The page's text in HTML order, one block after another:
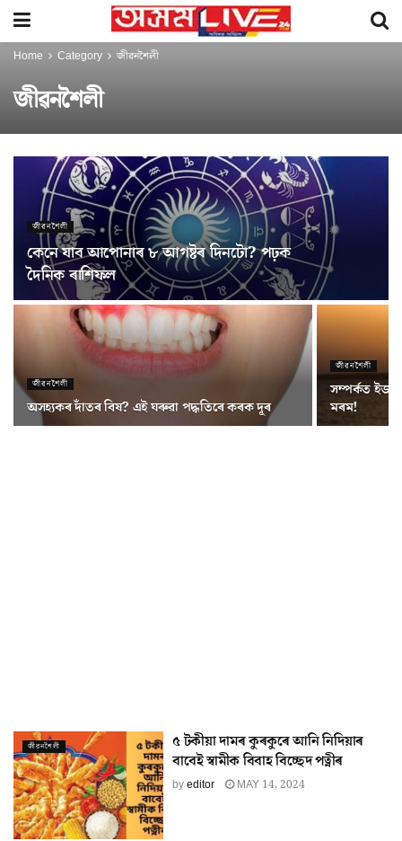
Home Category জীৱনশৈলী
জীৱনশৈলী
জীৱনশৈলী
কেনে যাব আপোনাৰ ৮ আগষ্টৰ দিনটো? পঢ়ক
দৈনিক ৰাশিফল
জীৱনশৈলী
অসহ্যকৰ দাঁতৰ বিষ? এই ঘৰুৱা পদ্ধতিৰে কৰক দূৰ
জীৱনশৈলী
সম্পৰ্কত
মৰম!
জীৱনশৈলী
৫ টকীয়া দামৰ কুৰকুৰে আনি নিদিয়াৰ
বাবেই স্বামীক বিবাহ বিচ্ছেদ পত্নীৰ
byeditor MAY 14, 2024